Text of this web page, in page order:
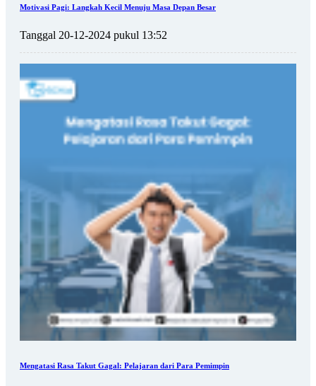
Motivasi Pagi: Langkah Kecil Menuju Masa Depan Besar
Tanggal 20-12-2024 pukul 13:52
Mengatasi Rasa Takut Gagal: Pelajaran dari Para Pemimpin